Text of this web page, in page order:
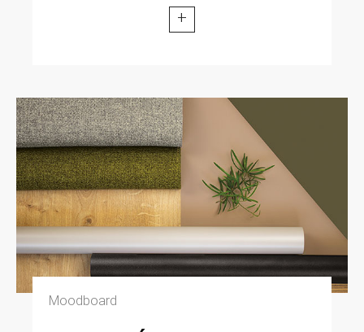
+
Moodboard